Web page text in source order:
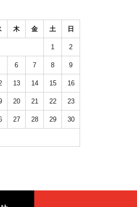
木 金 土 日
1 2
6 7 8 9
13 14 15 16
20 21 22 23
27 28 29 30